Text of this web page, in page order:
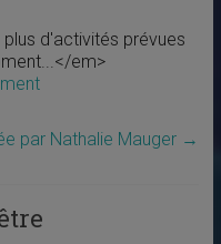
d'activités prévues
em>
par Nathalie Mauger →